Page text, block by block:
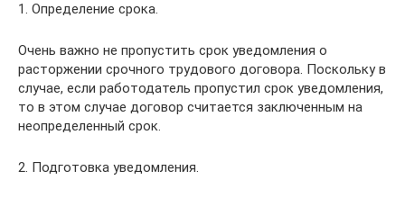
1. Определение срока.
Очень важно не пропустить срок уведомления о
расторжении срочного трудового договора. Поскольку в
случае, если работодатель пропустил срок уведомления,
то в этом случае договор считается заключенным на
неопределенный срок.
2. Подготовка уведомления.